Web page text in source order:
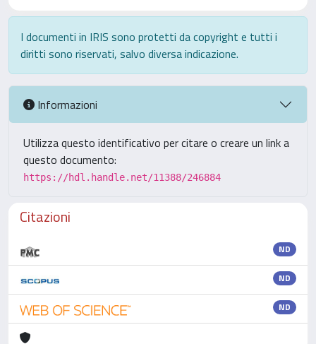
I documenti in IRIS sono protetti da copyright e tutti i
diritti sono riservati, salvo diversa indicazione.
Informazioni
Utilizza questo identificativo per citare o creare un link a
questo documento:
https://hdl.handle.net/11388/246884
Citazioni
ND
ND
ND